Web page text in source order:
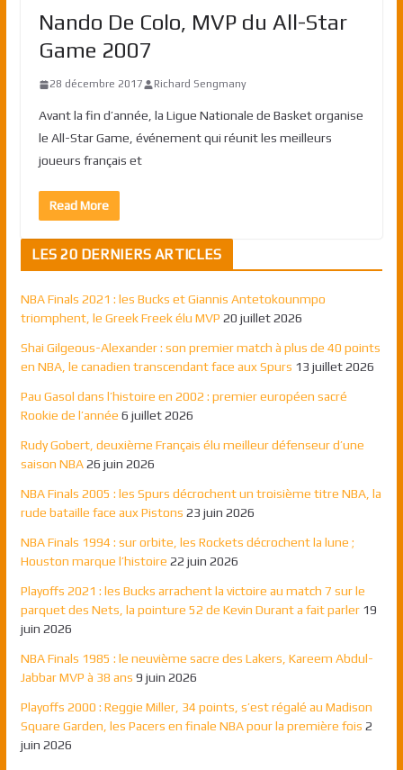
Nando De Colo, MVP du All-Star
Game 2007
28 décembre 2017 Richard Sengmany
Avant la fin d’année, la Ligue Nationale de Basket organise
le All-Star Game, événement qui réunit les meilleurs
joueurs français et
Read More
LES 20 DERNIERS ARTICLES
NBA Finals 2021 : les Bucks et Giannis Antetokounmpo
triomphent, le Greek Freek élu MVP 20 juillet 2026
Shai Gilgeous-Alexander : son premier match à plus de 40 points
en NBA, le canadien transcendant face aux Spurs 13 juillet 2026
Pau Gasol dans l’histoire en 2002 : premier européen sacré
Rookie de l’année 6 juillet 2026
Rudy Gobert, deuxième Français élu meilleur défenseur d’une
saison NBA 26 juin 2026
NBA Finals 2005 : les Spurs décrochent un troisième titre NBA, la
rude bataille face aux Pistons 23 juin 2026
NBA Finals 1994 : sur orbite, les Rockets décrochent la lune ;
Houston marque l’histoire 22 juin 2026
Playoffs 2021 : les Bucks arrachent la victoire au match 7 sur le
parquet des Nets, la pointure 52 de Kevin Durant a fait parler 19
juin 2026
NBA Finals 1985 : le neuvième sacre des Lakers, Kareem Abdul-
Jabbar MVP à 38 ans 9 juin 2026
Playoffs 2000 : Reggie Miller, 34 points, s’est régalé au Madison
Square Garden, les Pacers en finale NBA pour la première fois 2
juin 2026